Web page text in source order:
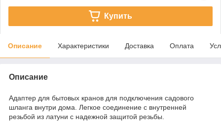
Купить
Описание Характеристики Доставка Оплата
Описание
Адаптер для бытовых кранов для подключения садового
шланга внутри дома. Легкое соединение с внутренней
резьбой из латуни с надежной защитой резьбы.